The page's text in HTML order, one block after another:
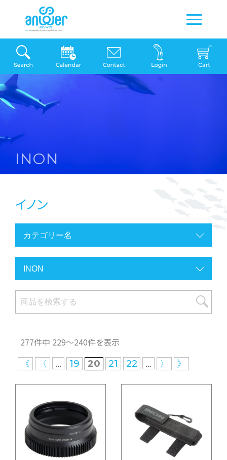
INON
イノン
277件中 229〜240件を表示
《 〈 ... 19 20 21 22 ... 〉 》